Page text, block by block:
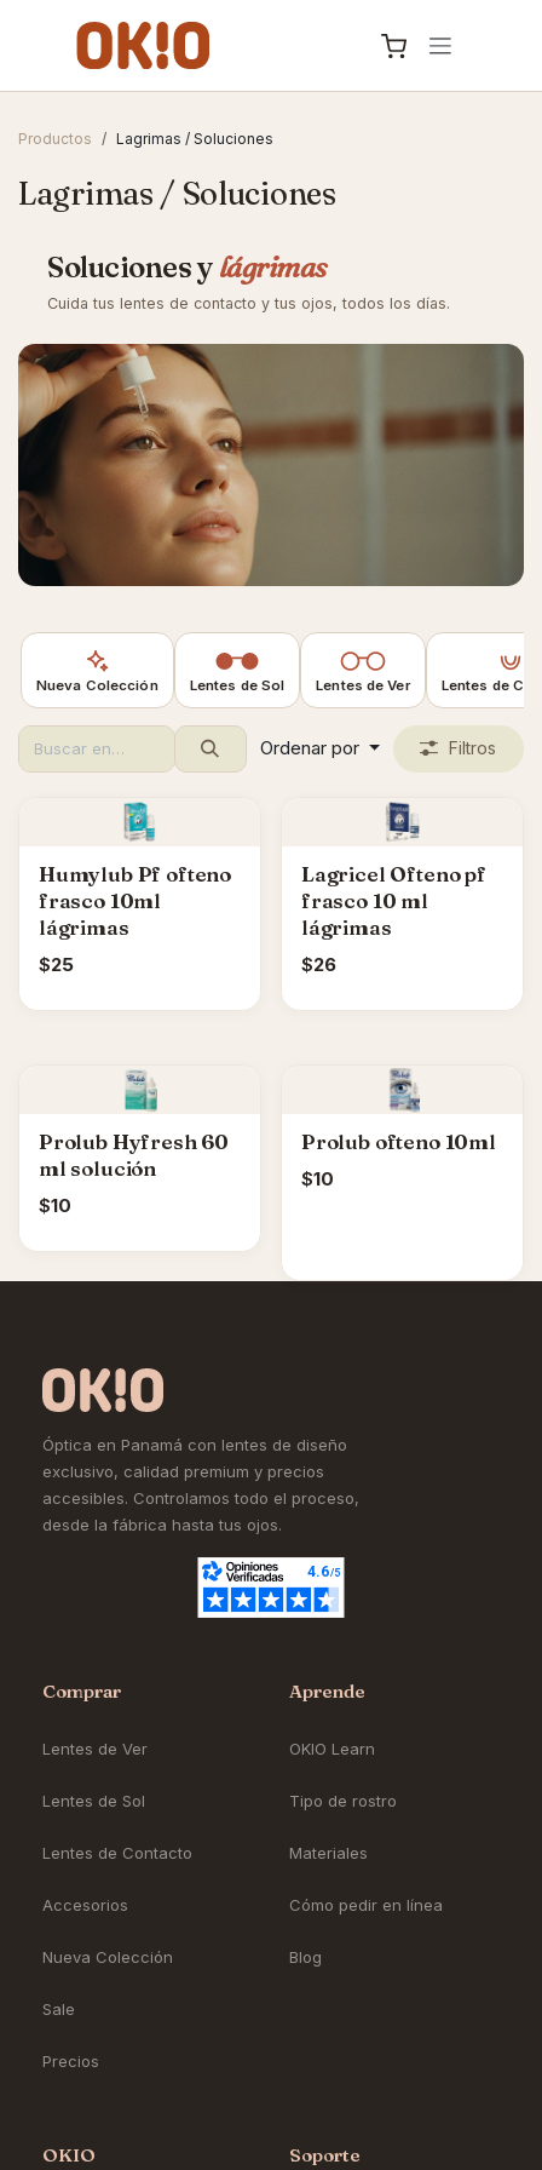
Productos Lagrimas / Soluciones
Lagrimas / Soluciones
Soluciones y lágrimas
Cuida tus lentes de contacto y tus ojos, todos los días.
Nueva Colección Lentes de Sol Lentes de Ver Lentes de
Ordenar por Filtros
Humylub Pf ofteno
frasco 10ml
lágrimas
$25
Lagricel Ofteno pf
frasco 10 ml
lágrimas
$26
Prolub Hyfresh 60
ml solución
$10
Prolub ofteno 10ml
$10
Óptica en Panamá con lentes de diseño
exclusivo, calidad premium y precios
accesibles. Controlamos todo el proceso,
desde la fábrica hasta tus ojos.
Comprar
Lentes de Ver
Lentes de Sol
Lentes de Contacto
Accesorios
Nueva Colección
Sale
Precios
Aprende
OKIO Learn
Tipo de rostro
Materiales
Cómo pedir en línea
Blog
OKIO Soporte